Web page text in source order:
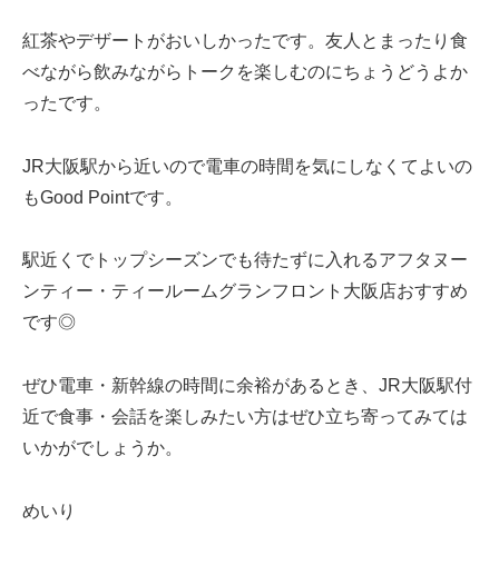
紅茶やデザートがおいしかったです。友人とまったり食
べながら飲みながらトークを楽しむのにちょうどうよか
ったです。
JR大阪駅から近いので電車の時間を気にしなくてよいの
もGood Pointです。
駅近くでトップシーズンでも待たずに入れるアフタヌー
ンティー・ティールームグランフロント大阪店おすすめ
です◎
ぜひ電車・新幹線の時間に余裕があるとき、JR大阪駅付
近で食事・会話を楽しみたい方はぜひ立ち寄ってみては
いかがでしょうか。
めいり